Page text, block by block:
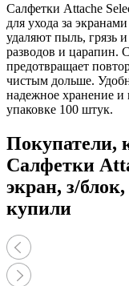
Салфетки Attache
для ухода за
удаляют пыль, грязь
разводов и царапин.
предотвращает
чистым дольше.
надежное хранение и
упаковке 100 штук.
Покупатели,
Салфетки
экран, з/
купили